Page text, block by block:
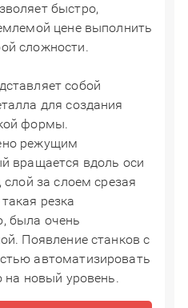
быстро,
цене выполнить
сложности.
собой
для создания
формы.
режущим
вращается вдоль оси
слой за слоем срезая
резка
была очень
Появление станков с
автоматизировать
на новый уровень.